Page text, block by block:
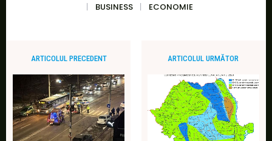
BUSINESS
ECONOMIE
ARTICOLUL PRECEDENT ARTICOLUL URMĂTOR